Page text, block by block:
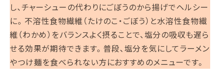
し、チャーシューの代わりにごぼうのから揚げでヘルシー
に。 不溶性食物繊維（たけのこ・ごぼう）と水溶性食物繊
維（わかめ）をバランスよく摂ることで、塩分の吸収も遅ら
せる効果が期待できます。 普段、塩分を気にしてラーメン
やつけ麺を食べられない方におすすめのメニューです。